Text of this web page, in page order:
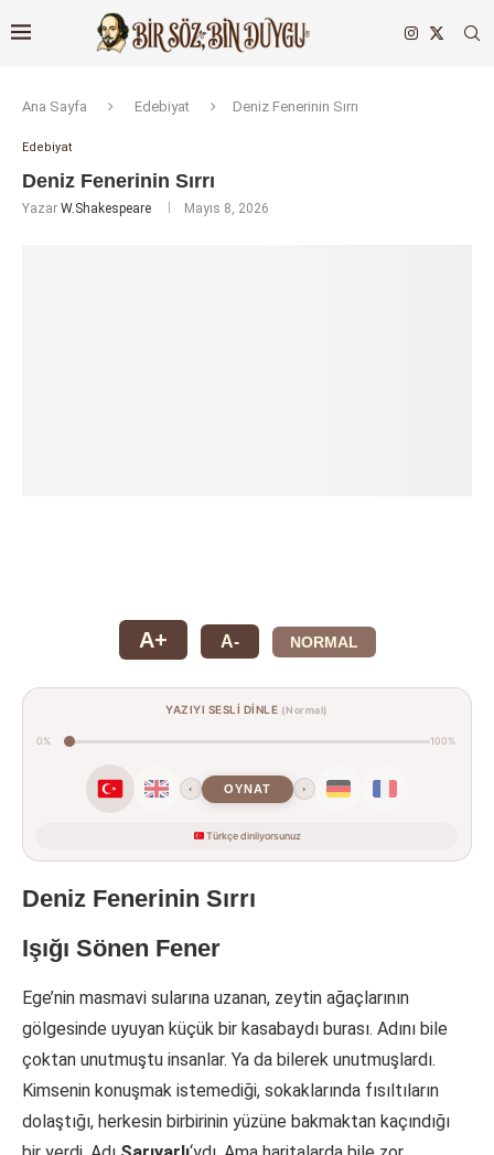
Ana Sayfa Edebiyat Deniz Fenerinin Sırrı
Edebiyat
Deniz Fenerinin Sırrı
Yazar W.Shakespeare Mayıs 8, 2026
A+ A- NORMAL
YAZIYI SESLİ DİNLE (Normal)
0% 100%
‹ OYNAT ›
Türkçe dinliyorsunuz
Deniz Fenerinin Sırrı
Işığı Sönen Fener
Ege’nin masmavi sularına uzanan, zeytin ağaçlarının
gölgesinde uyuyan küçük bir kasabaydı burası. Adını bile
çoktan unutmuştu insanlar. Ya da bilerek unutmuşlardı.
Kimsenin konuşmak istemediği, sokaklarında fısıltıların
dolaştığı, herkesin birbirinin yüzüne bakmaktan kaçındığı